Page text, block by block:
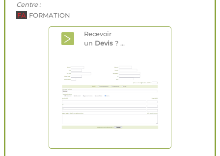
Centre :
FA FORMATION
Recevoir
un Devis ? ...